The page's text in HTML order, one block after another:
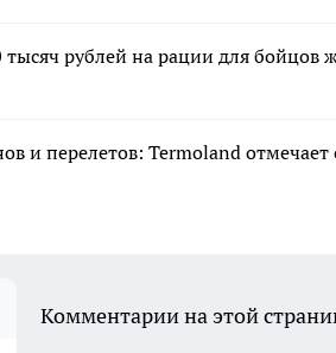
тысяч рублей на рации для бойцов
и перелетов: Termoland
Комментарии на этой